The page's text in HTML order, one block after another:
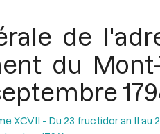
de
du
XCVII - Du 23 fructidor an II au